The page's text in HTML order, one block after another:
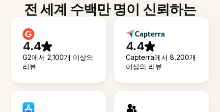
전 세계 수백만 명이 신뢰하는
4.4
G2에서 2,100개 이상의
리뷰
4.4
Capterra에서 8,200개
이상의 리뷰